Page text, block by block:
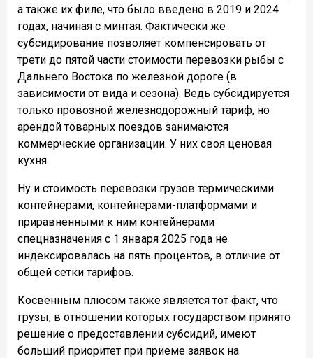
а также их филе, что было введено в 2019 и 2024
годах, начиная с минтая. Фактически же
субсидирование позволяет компенсировать от
трети до пятой части стоимости перевозки рыбы с
Дальнего Востока по железной дороге (в
зависимости от вида и сезона). Ведь субсидируется
только провозной железнодорожный тариф, но
арендой товарных поездов занимаются
коммерческие организации. У них своя ценовая
кухня.
Ну и стоимость перевозки грузов термическими
контейнерами, контейнерами-платформами и
приравненными к ним контейнерами
спецназначения с 1 января 2025 года не
индексировалась на пять процентов, в отличие от
общей сетки тарифов.
Косвенным плюсом также является тот факт, что
грузы, в отношении которых государством принято
решение о предоставлении субсидий, имеют
больший приоритет при приеме заявок на